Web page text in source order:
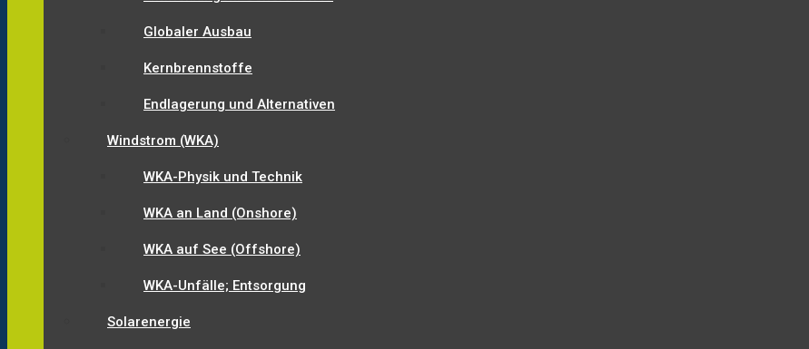
Globaler Ausbau
Kernbrennstoffe
Endlagerung und Alternativen
Windstrom (WKA)
WKA-Physik und Technik
WKA an Land (Onshore)
WKA auf See (Offshore)
WKA-Unfälle; Entsorgung
Solarenergie